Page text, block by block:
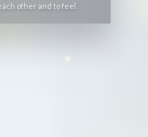
other and to feel.